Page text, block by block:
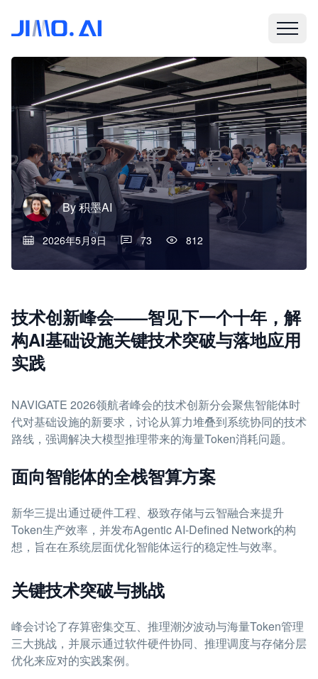
By积墨AI
2026年5月9日 73 812
技术创新峰会——智见下一个十年，解
构AI基础设施关键技术突破与落地应用
实践
NAVIGATE 2026领航者峰会的技术创新分会聚焦智能体时
代对基础设施的新要求，讨论从算力堆叠到系统协同的技术
路线，强调解决大模型推理带来的海量Token消耗问题。
面向智能体的全栈智算方案
新华三提出通过硬件工程、极致存储与云智融合来提升
Token生产效率，并发布Agentic AI-Defined Network的构
想，旨在在系统层面优化智能体运行的稳定性与效率。
关键技术突破与挑战
峰会讨论了存算密集交互、推理潮汐波动与海量Token管理
三大挑战，并展示通过软件硬件协同、推理调度与存储分层
优化来应对的实践案例。